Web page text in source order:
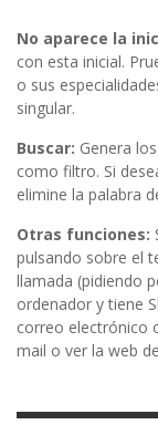
No aparece la
con esta inicial.
o sus
singular.
Buscar: Genera
como filtro. Si
elimine la palabra
Otras funciones:
pulsando sobre el
llamada (pidiendo
ordenador y tiene
correo electrónico
mail o ver la web